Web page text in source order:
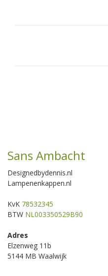
Sans Ambacht
Designedbydennis.nl
Lampenenkappen.nl
KvK 78532345
BTW NL003350529B90
Adres
Elzenweg 11b
5144 MB Waalwijk